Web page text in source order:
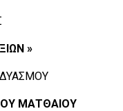
»
ΜΑΤΘΑΙΟΥ